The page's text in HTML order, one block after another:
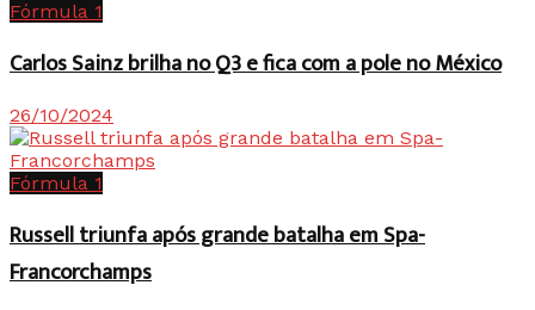
Fórmula 1
Carlos Sainz brilha no Q3 e fica com a pole no México
26/10/2024
Fórmula 1
Russell triunfa após grande batalha em Spa-
Francorchamps